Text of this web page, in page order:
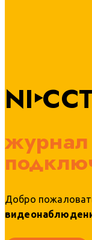
журнал
Добро